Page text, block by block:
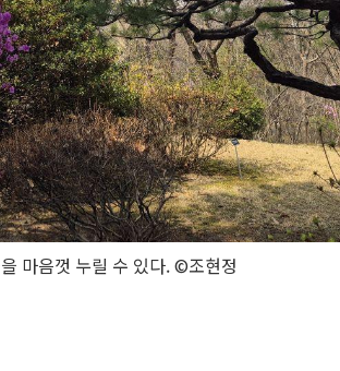
마음껏 누릴 수 있다. ©조현정